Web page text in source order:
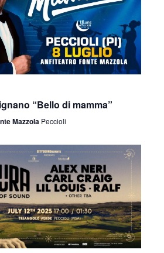
“Bello di mamma”
Mazzola Peccioli